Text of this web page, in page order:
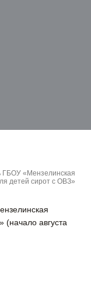
«Мензелинская
детей сирот с ОВЗ»
августа